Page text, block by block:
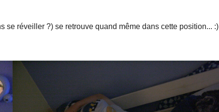
se réveiller ?) se retrouve quand même dans cette position... :)